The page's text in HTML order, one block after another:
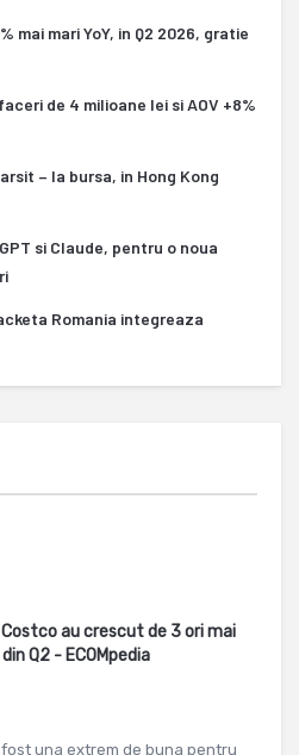
mai mari YoY, in Q2 2026, gratie
de 4 milioane lei si AOV +8%
– la bursa, in Hong Kong
si Claude, pentru o noua
Romania integreaza
Costco au crescut de 3 ori mai
Q2 - ECOMpedia
una extrem de buna pentru